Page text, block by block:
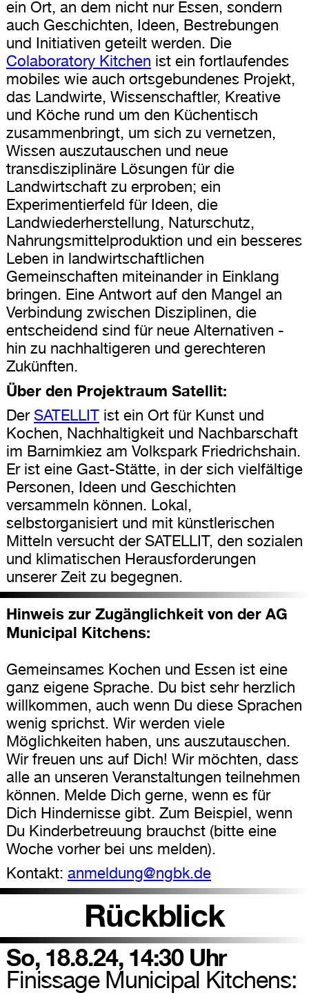
ein Ort, an dem nicht nur Essen, sondern
auch Geschichten, Ideen, Bestrebungen
und Initiativen geteilt werden. Die
Colaboratory Kitchen ist ein fortlaufendes
mobiles wie auch ortsgebundenes Projekt,
das Landwirte, Wissenschaftler, Kreative
und Köche rund um den Küchentisch
zusammenbringt, um sich zu vernetzen,
Wissen auszutauschen und neue
transdisziplinäre Lösungen für die
Landwirtschaft zu erproben; ein
Experimentierfeld für Ideen, die
Landwiederherstellung, Naturschutz,
Nahrungsmittelproduktion und ein besseres
Leben in landwirtschaftlichen
Gemeinschaften miteinander in Einklang
bringen. Eine Antwort auf den Mangel an
Verbindung zwischen Disziplinen, die
entscheidend sind für neue Alternativen -
hin zu nachhaltigeren und gerechteren
Zukünften.
Über den Projektraum Satellit:
DerSATELLITist ein Ort für Kunst und
Kochen, Nachhaltigkeit und Nachbarschaft
im Barnimkiez am Volkspark Friedrichshain.
Er ist eine Gast-Stätte, in der sich vielfältige
Personen, Ideen und Geschichten
versammeln können. Lokal,
selbstorganisiert und mit künstlerischen
Mitteln versucht der SATELLIT, den sozialen
und klimatischen Herausforderungen
unserer Zeit zu begegnen.
Hinweis zur Zugänglichkeit von der AG
Municipal Kitchens:
Gemeinsames Kochen und Essen ist eine
ganz eigene Sprache. Du bist sehr herzlich
willkommen, auch wenn Du diese Sprachen
wenig sprichst. Wir werden viele
Möglichkeiten haben, uns auszutauschen.
Wir freuen uns auf Dich! Wir möchten, dass
alle an unseren Veranstaltungen teilnehmen
können. Melde Dich gerne, wenn es für
Dich Hindernisse gibt. Zum Beispiel, wenn
Du Kinderbetreuung brauchst (bitte eine
Woche vorher bei uns melden).
Kontakt: anmeldung@ngbk.de
Rückblick
So, 18.8.24, 14:30 Uhr
Finissage Municipal Kitchens: